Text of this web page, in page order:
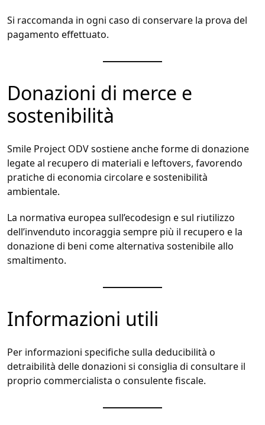
Si raccomanda in ogni caso di conservare la prova del
pagamento effettuato.
Donazioni di merce e
sostenibilità
Smile Project ODV sostiene anche forme di donazione
legate al recupero di materiali e leftovers, favorendo
pratiche di economia circolare e sostenibilità
ambientale.
La normativa europea sull’ecodesign e sul riutilizzo
dell’invenduto incoraggia sempre più il recupero e la
donazione di beni come alternativa sostenibile allo
smaltimento.
Informazioni utili
Per informazioni specifiche sulla deducibilità o
detraibilità delle donazioni si consiglia di consultare il
proprio commercialista o consulente fiscale.